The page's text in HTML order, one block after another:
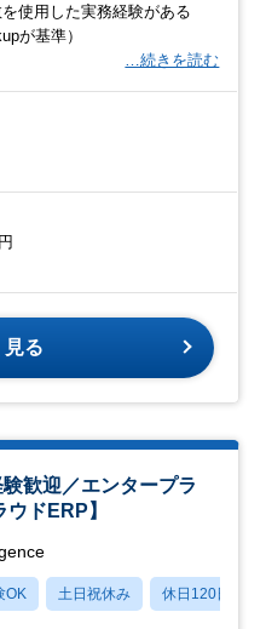
使用した実務経験がある
が基準）
…続きを読む
見る
歓迎／エンタープラ
ドERP】
OK 土日祝休み 休日120日以上